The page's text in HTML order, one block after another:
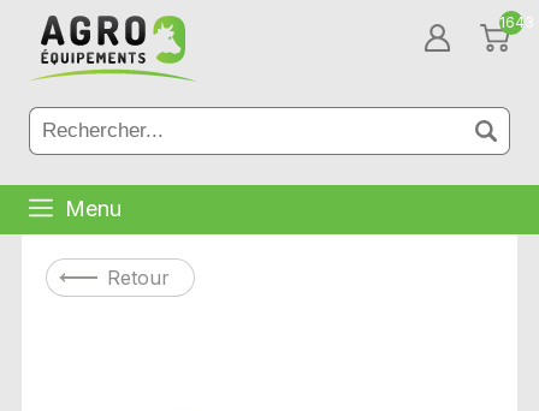
1643
Menu
Retour